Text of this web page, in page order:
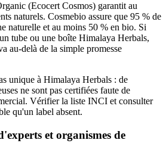
(Ecocert Cosmos) garantit au
naturels. Cosmebio assure que 95 % de
naturelle et au moins 50 % en bio. Si
tube ou une boîte Himalaya Herbals,
au-delà de la simple promesse
unique à Himalaya Herbals : de
ne sont pas certifiées faute de
Vérifier la liste INCI et consulter
qu'un label absent.
et organismes de